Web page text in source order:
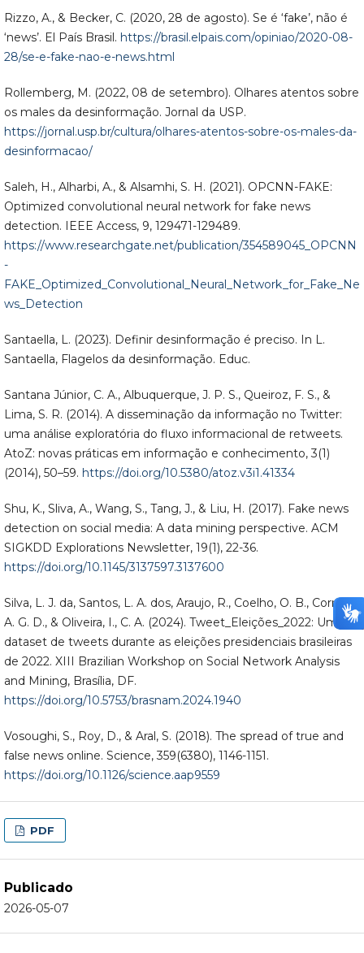
Rizzo, A., & Becker, C. (2020, 28 de agosto). Se é ‘fake’, não é
‘news’. El País Brasil. https://brasil.elpais.com/opiniao/2020-08-
28/se-e-fake-nao-e-news.html
Rollemberg, M. (2022, 08 de setembro). Olhares atentos sobre
os males da desinformação. Jornal da USP.
https://jornal.usp.br/cultura/olhares-atentos-sobre-os-males-da-
desinformacao/
Saleh, H., Alharbi, A., & Alsamhi, S. H. (2021). OPCNN-FAKE:
Optimized convolutional neural network for fake news
detection. IEEE Access, 9, 129471-129489.
https://www.researchgate.net/publication/354589045_OPCNN
-
FAKE_Optimized_Convolutional_Neural_Network_for_Fake_Ne
ws_Detection
Santaella, L. (2023). Definir desinformação é preciso. In L.
Santaella, Flagelos da desinformação. Educ.
Santana Júnior, C. A., Albuquerque, J. P. S., Queiroz, F. S., &
Lima, S. R. (2014). A disseminação da informação no Twitter:
uma análise exploratória do fluxo informacional de retweets.
AtoZ: novas práticas em informação e conhecimento, 3(1)
(2014), 50–59. https://doi.org/10.5380/atoz.v3i1.41334
Shu, K., Sliva, A., Wang, S., Tang, J., & Liu, H. (2017). Fake news
detection on social media: A data mining perspective. ACM
SIGKDD Explorations Newsletter, 19(1), 22-36.
https://doi.org/10.1145/3137597.3137600
Silva, L. J. da, Santos, L. A. dos, Araujo, R., Coelho, O. B., Correa,
A. G. D., & Oliveira, I., C. A. (2024). Tweet_Eleições_2022: Um
dataset de tweets durante as eleições presidenciais brasileiras
de 2022. XIII Brazilian Workshop on Social Network Analysis
and Mining, Brasília, DF.
https://doi.org/10.5753/brasnam.2024.1940
Vosoughi, S., Roy, D., & Aral, S. (2018). The spread of true and
false news online. Science, 359(6380), 1146-1151.
https://doi.org/10.1126/science.aap9559
PDF
Publicado
2026-05-07